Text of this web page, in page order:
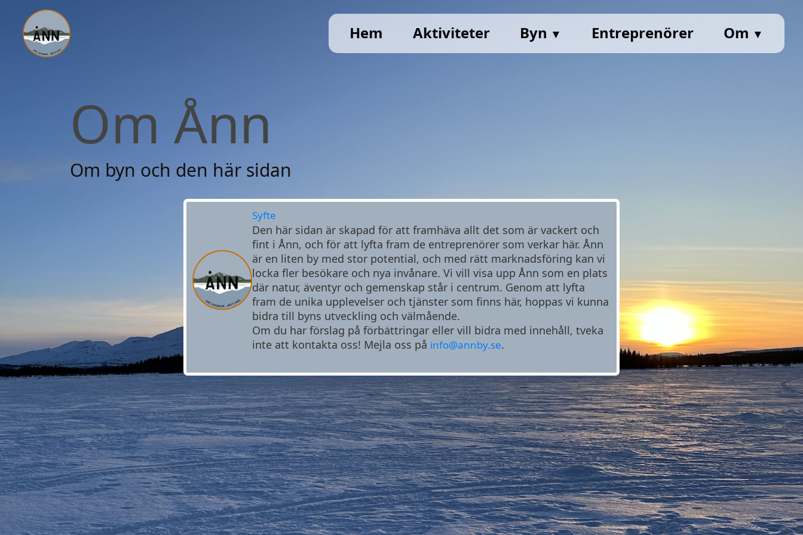
Hem Aktiviteter Byn ▼ Entreprenörer Om ▼
Om Ånn
Om byn och den här sidan
Syfte
Den här sidan är skapad för att framhäva allt det som är vackert och
fint i Ånn, och för att lyfta fram de entreprenörer som verkar här. Ånn
är en liten by med stor potential, och med rätt marknadsföring kan vi
locka fler besökare och nya invånare. Vi vill visa upp Ånn som en plats
där natur, äventyr och gemenskap står i centrum. Genom att lyfta
fram de unika upplevelser och tjänster som finns här, hoppas vi kunna
bidra till byns utveckling och välmående.
Om du har förslag på förbättringar eller vill bidra med innehåll, tveka
inte att kontakta oss! Mejla oss på info@annby.se.